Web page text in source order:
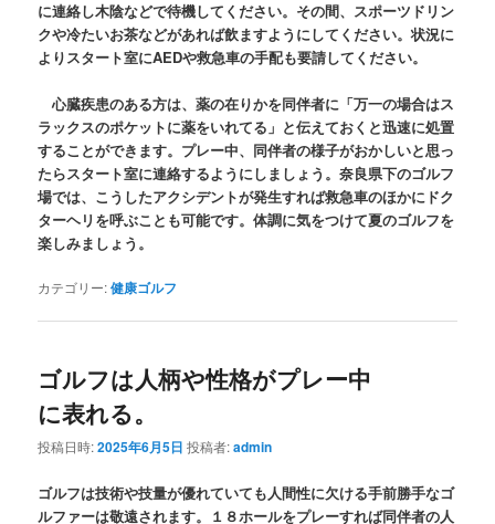
に連絡し木陰などで待機してください。その間、スポーツドリン
クや冷たいお茶などがあれば飲ますようにしてください。状況に
よりスタート室にAEDや救急車の手配も要請してください。
心臓疾患のある方は、薬の在りかを同伴者に「万一の場合はス
ラックスのポケットに薬をいれてる」と伝えておくと迅速に処置
することができます。プレー中、同伴者の様子がおかしいと思っ
たらスタート室に連絡するようにしましょう。奈良県下のゴルフ
場では、こうしたアクシデントが発生すれば救急車のほかにドク
ターヘリを呼ぶことも可能です。体調に気をつけて夏のゴルフを
楽しみましょう。
カテゴリー:健康ゴルフ
ゴルフは人柄や性格がプレー中
に表れる。
投稿日時:2025年6月5日 投稿者:admin
ゴルフは技術や技量が優れていても人間性に欠ける手前勝手なゴ
ルファーは敬遠されます。１８ホールをプレーすれば同伴者の人